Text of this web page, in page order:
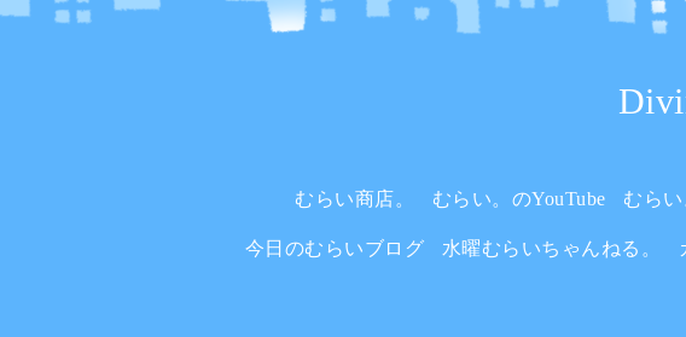
むらい商店。 むらい。のYouTube むら
今日のむらいブログ 水曜むらいちゃんねる。